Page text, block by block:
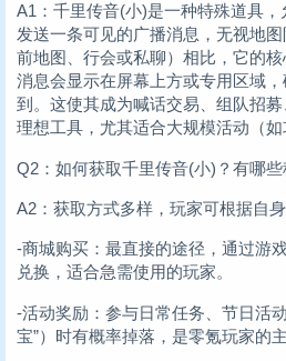
A1：千里传音(小)是一种特殊道具
发送一条可见的广播消息，无视地
前地图、行会或私聊）相比，它的核
消息会显示在屏幕上方或专用区域
到。这使其成为喊话交易、组队招
理想工具，尤其适合大规模活动（如
Q2：如何获取千里传音(小)？有哪些
A2：获取方式多样，玩家可根据自身
-商城购买：最直接的途径，通过游
兑换，适合急需使用的玩家。
-活动奖励：参与日常任务、节日活
宝”）时有概率掉落，是零氪玩家的主